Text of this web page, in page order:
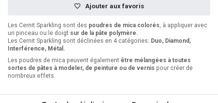
Ajouter aux favoris
Les Cernit Sparkling sont des poudres de mica colorés, à appliquer avec
un pinceau ou le doigt sur de la pâte polymère.
Les Cernit Sparkling sont déclinées en 4 catégories: Duo, Diamond,
Interférence, Métal.
Les poudres de mica peuvent également être mélangées à toutes
sortes de pâtes à modeler, de peinture ou de vernis pour créer de
nombreux effets.